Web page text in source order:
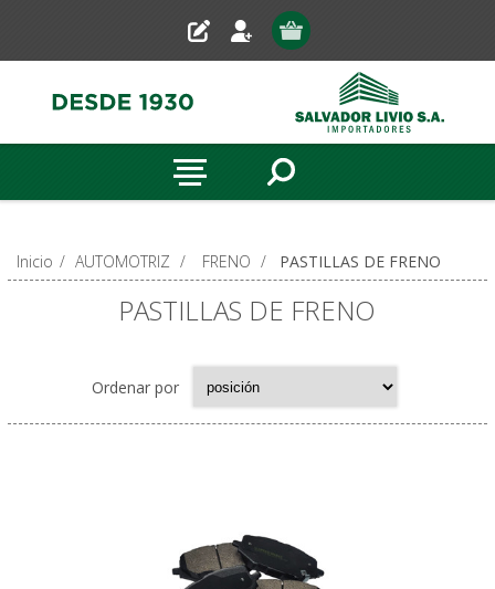
Inicio / AUTOMOTRIZ / FRENO / PASTILLAS DE FRENO
PASTILLAS DE FRENO
Ordenar por